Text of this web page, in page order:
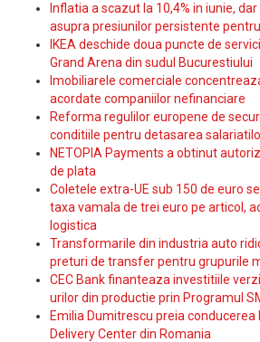
Inflatia a scazut la 10,4% in iunie,
asupra presiunilor persistente
IKEA deschide doua puncte de
Grand Arena din sudul Bucurestiului
Imobiliarele comerciale
acordate companiilor nefinanciare
Reforma regulilor europene de
conditiile pentru detasarea
NETOPIA Payments a obtinut
de plata
Coletele extra-UE sub 150 de euro
taxa vamala de trei euro pe articol,
logistica
Transformarile din industria auto
preturi de transfer pentru grupurile
CEC Bank finanteaza investitiile
urilor din productie prin Programul
Emilia Dumitrescu preia
Delivery Center din Romania